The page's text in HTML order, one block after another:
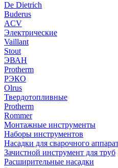
De Dietrich
Buderus
ACV
Электрические
Vaillant
Stout
ЭВАН
Protherm
РЭКО
Olrus
Твердотопливные
Protherm
Rommer
Монтажные инструменты
Наборы инструментов
Насадки для сварочного
Зачистной инструмент для труб
Расширительные насадки